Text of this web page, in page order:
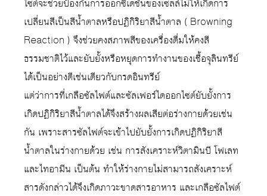
ไซต์จะช่วยป้องกันการออกซิเดชั่นของเซลล์ไม่ให้เกิดการ
เปลี่ยนสีเป็นสีน้ำตาลหรือปฏิกิริยาสีน้ำตาล ( Browning
Reaction ) จึงช่วยคงสภาพสีของเครื่องดื่มให้คงสี
ธรรมชาติไว้และยับยั้งหรือหยุดการทำงานของเชื้อจุลินทรีย์
ได้เป็นอย่างดีเช่นเดียวกับกรดอินทรีย์
แต่ว่าการที่เกลือซัลไฟต์และซัลเฟอร์ไดออกไซต์ยับยั้งการ
เกิดปฏิกิริยาสีน้ำตาลได้จึงสร้างผลเสียต่อร่างกายด้วยเช่น
กัน เพราะสารซัลไฟต์จะเข้าไปยับยั้งการเกิดปฏิกิริยาสี
น้ำตาลในร่างกายด้วย เช่น การสังเคราะห์วิตามินบี โฟเลท
และไทอามีน เป็นต้น ทำให้ร่างกายไม่สามารถสังเคราะห์
สารดังกล่าวได้จึงเกิดภาวะขาดสารอาหาร และเกลือซัลไฟต์